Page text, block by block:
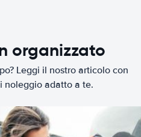
organizzato
Leggi il nostro articolo con
noleggio adatto a te.